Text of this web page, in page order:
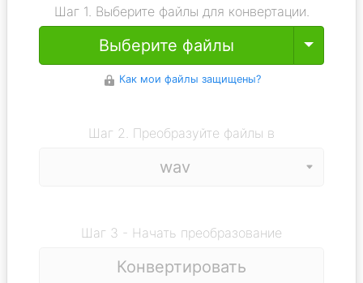
Шаг 1. Выберите файлы для конвертации.
Выберите файлы Toggle
Как мои файлы защищены?
Шаг 2. Преобразуйте файлы в
Шаг 3 - Начать преобразование
Конвертировать